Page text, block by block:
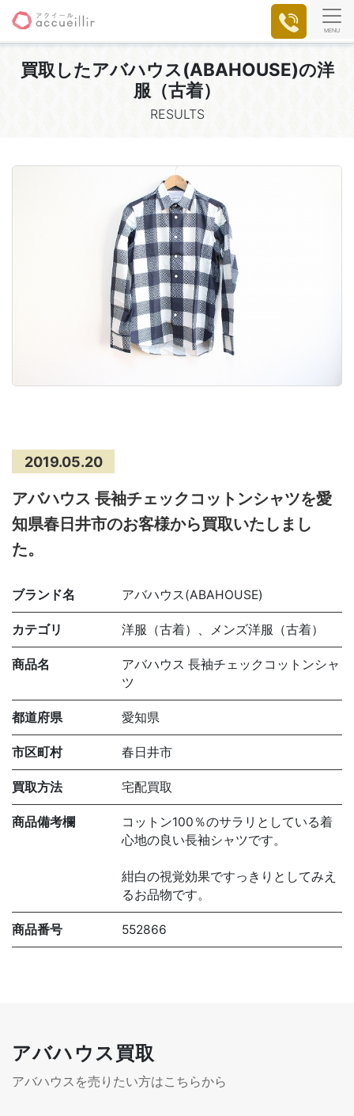
MENU
買取したアバハウス(ABAHOUSE)の洋
服（古着）
RESULTS
2019.05.20
アバハウス 長袖チェックコットンシャツを愛
知県春日井市のお客様から買取いたしまし
た。
ブランド名 アバハウス(ABAHOUSE)
カテゴリ 洋服（古着）、メンズ洋服（古着）
商品名
アバハウス 長袖チェックコットンシャ
ツ
都道府県 愛知県
市区町村 春日井市
買取方法 宅配買取
商品備考欄
コットン100％のサラリとしている着
心地の良い長袖シャツです。
紺白の視覚効果ですっきりとしてみえ
るお品物です。
商品番号 552866
アバハウス買取
アバハウスを売りたい方はこちらから